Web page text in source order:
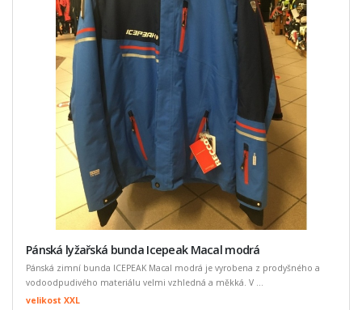
Pánská lyžařská bunda Icepeak Macal modrá
Pánská zimní bunda ICEPEAK Macal modrá je vyrobena z prodyšného a
vodoodpudivého materiálu velmi vzhledná a měkká. V ...
velikost XXL